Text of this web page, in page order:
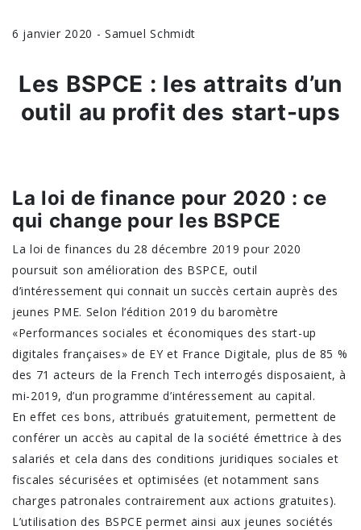
6 janvier 2020 - Samuel Schmidt
Les BSPCE : les attraits d’un
outil au profit des start-ups
La loi de finance pour 2020 : ce
qui change pour les BSPCE
La loi de finances du 28 décembre 2019 pour 2020
poursuit son amélioration des BSPCE, outil
d’intéressement qui connait un succès certain auprès des
jeunes PME. Selon l’édition 2019 du baromètre
«Performances sociales et économiques des start-up
digitales françaises» de EY et France Digitale, plus de 85 %
des 71 acteurs de la French Tech interrogés disposaient, à
mi-2019, d’un programme d’intéressement au capital.
En effet ces bons, attribués gratuitement, permettent de
conférer un accès au capital de la société émettrice à des
salariés et cela dans des conditions juridiques sociales et
fiscales sécurisées et optimisées (et notamment sans
charges patronales contrairement aux actions gratuites).
L’utilisation des BSPCE permet ainsi aux jeunes sociétés